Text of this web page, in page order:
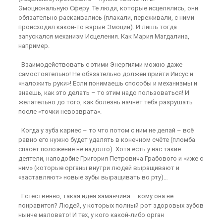
Эмоциональную Сферу. Те люди, которые исцелялись, они
обязательно раскаивались (плакали, переживали, с ними
происходил какой-то взрыв Эмоций). И лишь тогда
запускался механизм Исцеления. Как Мария Магдалина,
например.
Взаимодействовать с этими Энергиями можно даже
самостоятельно! Не обязательно должен прийти Иисус и
«наложить руки»! Если понимаешь способы и механизмы и
знаешь, как это делать – то этим надо пользоваться! И
желательно до того, как болезнь начнёт тебя разрушать
после «точки невозврата».
Когда у зуба кариес – то что потом с ним не делай – всё
равно его нужно будет удалять в конечном счёте (пломба
спасёт положение не надолго). Хотя есть у нас такие
деятели, наподобие Григория Петровича Грабового и «иже с
ним» (которые органы внутри людей выращивают и
«заставляют» новые зубы выращивать во рту)…
Естественно, такая идея заманчива – кому она не
понравится? Людей, у которых полный рот здоровых зубов
нынче маловато! И тех, у кого какой-либо орган